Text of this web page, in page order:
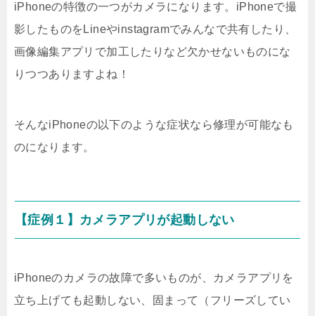
iPhoneの特徴の一つがカメラになります。iPhoneで撮
影したものをLineやinstagramでみんなで共有したり、
画像編集アプリで加工したりなど欠かせないものにな
りつつありますよね！
そんなiPhoneの以下のような症状なら修理が可能なも
のになります。
【症例１】カメラアプリが起動しない
iPhoneのカメラの故障で多いものが、カメラアプリを
立ち上げても起動しない、固まって（フリーズしてい